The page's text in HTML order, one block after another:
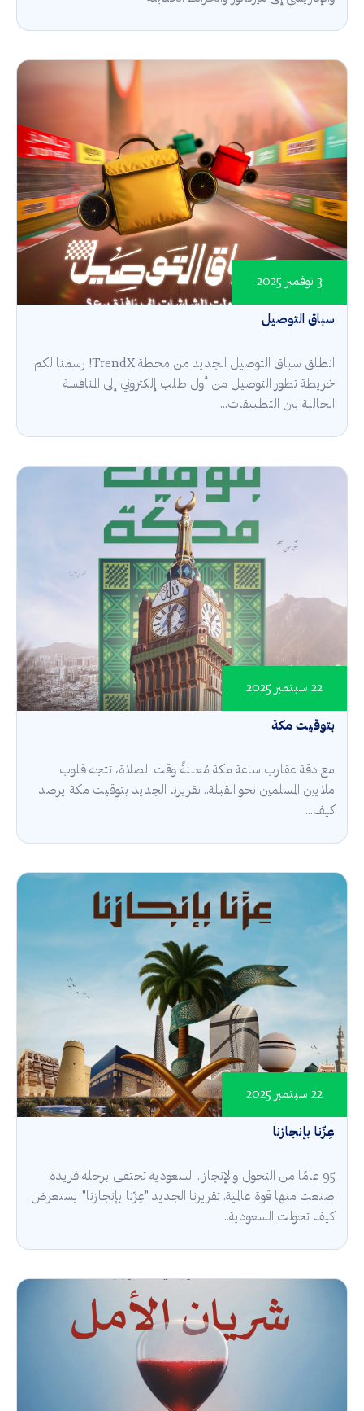
سباق التوصيل
3 نوفمبر 2025
انطلق سباق التوصيل الجديد من محطة TrendX! رسمنا لكم
خريطة تطور التوصيل من أول طلب إلكتروني إلى المنافسة
الحالية بين التطبيقات...
بتوقيت مكة
22 سبتمبر 2025
مع دقة عقارب ساعة مكة مُعلنةً وقت الصلاة، تتجه قلوب
ملايين المسلمين نحو القبلة.. تقريرنا الجديد بتوقيت مكة يرصد
كيف...
عِزّنا بإنجازنا
22 سبتمبر 2025
95 عامًا من التحول والإنجاز.. السعودية تحتفي برحلة فريدة
صنعت منها قوة عالمية. تقريرنا الجديد "عِزّنا بإنجازنا" يستعرض
كيف تحولت السعودية...